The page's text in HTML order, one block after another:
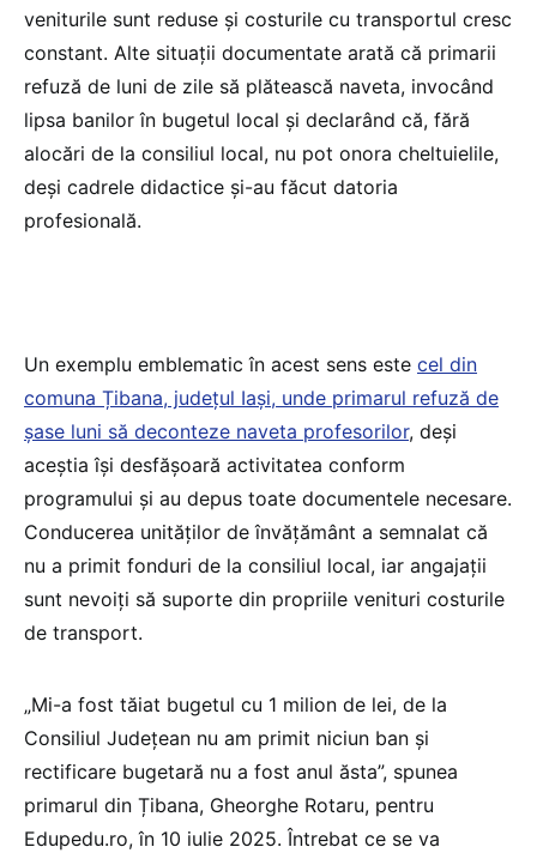
veniturile sunt reduse și costurile cu transportul cresc
constant. Alte situații documentate arată că primarii
refuză de luni de zile să plătească naveta, invocând
lipsa banilor în bugetul local și declarând că, fără
alocări de la consiliul local, nu pot onora cheltuielile,
deși cadrele didactice și-au făcut datoria
profesională.
Un exemplu emblematic în acest sens este cel din
comuna Țibana, județul Iași, unde primarul refuză de
șase luni să deconteze naveta profesorilor, deși
aceștia își desfășoară activitatea conform
programului și au depus toate documentele necesare.
Conducerea unităților de învățământ a semnalat că
nu a primit fonduri de la consiliul local, iar angajații
sunt nevoiți să suporte din propriile venituri costurile
de transport.
„Mi-a fost tăiat bugetul cu 1 milion de lei, de la
Consiliul Județean nu am primit niciun ban și
rectificare bugetară nu a fost anul ăsta”, spunea
primarul din Țibana, Gheorghe Rotaru, pentru
Edupedu.ro, în 10 iulie 2025. Întrebat ce se va